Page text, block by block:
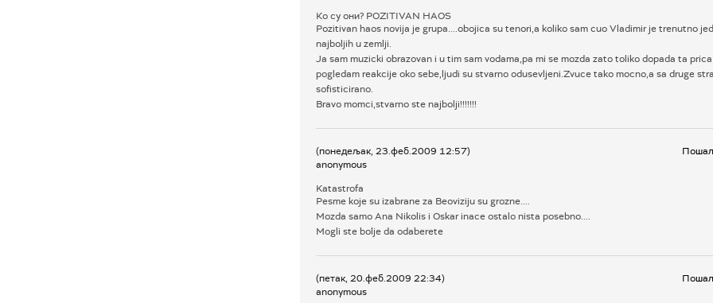
Ко су они? POZITIVAN HAOS
Pozitivan haos novija je grupa....obojica su tenori,a koliko sam cuo Vladimir je trenutno
najboljih u zemlji.
Ja sam muzicki obrazovan i u tim sam vodama,pa mi se mozda zato toliko dopada ta
pogledam reakcije oko sebe,ljudi su stvarno odusevljeni.Zvuce tako mocno,a sa druge
sofisticirano.
Bravo momci,stvarno ste najbolji!!!!!!!
(понедељак, 23.феб.2009 12:57)
anonymous
Katastrofa
Pesme koje su izabrane za Beoviziju su grozne....
Mozda samo Ana Nikolis i Oskar inace ostalo nista posebno....
Mogli ste bolje da odaberete
(петак, 20.феб.2009 22:34)
anonymous